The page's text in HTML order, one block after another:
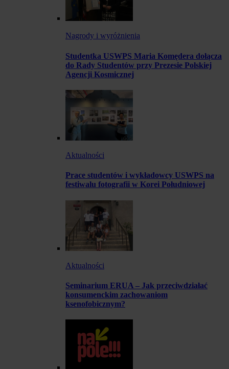
Nagrody i wyróżnienia
Studentka USWPS Maria Komędera dołącza
do Rady Studentów przy Prezesie Polskiej
Agencji Kosmicznej
Aktualności
Prace studentów i wykładowcy USWPS na
festiwalu fotografii w Korei Południowej
Aktualności
Seminarium ERUA – Jak przeciwdziałać
konsumenckim zachowaniom
ksenofobicznym?